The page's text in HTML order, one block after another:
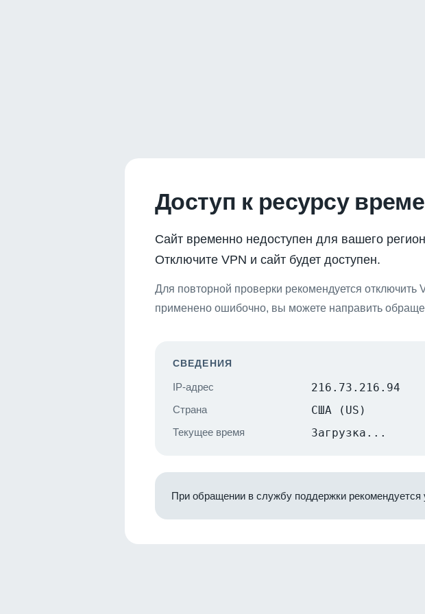
Доступ к ресурсу
Сайт временно недоступен для вашего
Отключите VPN и сайт будет доступен.
Для повторной проверки рекомендуется отключить
применено ошибочно, вы можете направить
СВЕДЕНИЯ
IP-адрес 216.73.216.94
Страна США (US)
Текущее время Загрузка...
При обращении в службу поддержки